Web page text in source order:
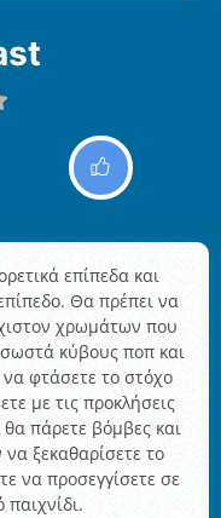
επίπεδα και
Θα πρέπει να
χρωμάτων που
κύβους ποπ και
φτάσετε το στόχο
με τις προκλήσεις
πάρετε βόμβες και
ξεκαθαρίσετε το
να προσεγγίσετε σε